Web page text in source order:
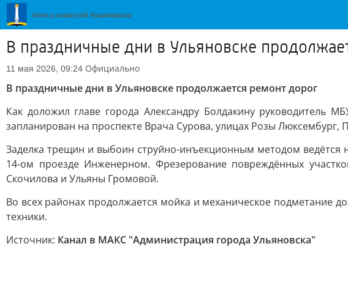
В праздничные дни в Ульяновске
11 мая 2026, 09:24 Официально
В праздничные дни в Ульяновске продолжается ремонт дорог
Как доложил главе города Александру Болдакину
запланирован на проспекте Врача Сурова, улицах Розы
Заделка трещин и выбоин струйно-инъекционным методом ведётся
14-ом проезде Инженерном. Фрезерование повреждённых
Скочилова и Ульяны Громовой.
Во всех районах продолжается мойка и механическое подметание
техники.
Источник: Канал в МАКС "Администрация города Ульяновска"